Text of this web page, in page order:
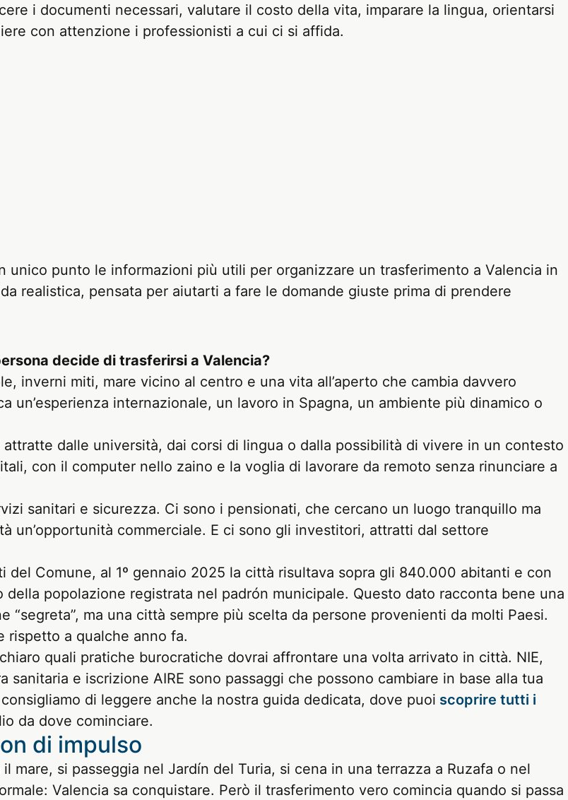
i documenti necessari, valutare il costo della vita, imparare la lingua, orientarsi
con attenzione i professionisti a cui ci si affida.
unico punto le informazioni più utili per organizzare un trasferimento a Valencia in
realistica, pensata per aiutarti a fare le domande giuste prima di prendere
decide di trasferirsi a Valencia?
inverni miti, mare vicino al centro e una vita all’aperto che cambia davvero
un’esperienza internazionale, un lavoro in Spagna, un ambiente più dinamico o
dalle università, dai corsi di lingua o dalla possibilità di vivere in un contesto
con il computer nello zaino e la voglia di lavorare da remoto senza rinunciare a
sanitari e sicurezza. Ci sono i pensionati, che cercano un luogo tranquillo ma
un’opportunità commerciale. E ci sono gli investitori, attratti dal settore
Comune, al 1º gennaio 2025 la città risultava sopra gli 840.000 abitanti e con
popolazione registrata nel padrón municipale. Questo dato racconta bene una
ma una città sempre più scelta da persone provenienti da molti Paesi.
rispetto a qualche anno fa.
quali pratiche burocratiche dovrai affrontare una volta arrivato in città. NIE,
e iscrizione AIRE sono passaggi che possono cambiare in base alla tua
di leggere anche la nostra guida dedicata, dove puoi scoprire tutti i
da dove cominciare.
di impulso
mare, si passeggia nel Jardín del Turia, si cena in una terrazza a Ruzafa o nel
Valencia sa conquistare. Però il trasferimento vero comincia quando si passa